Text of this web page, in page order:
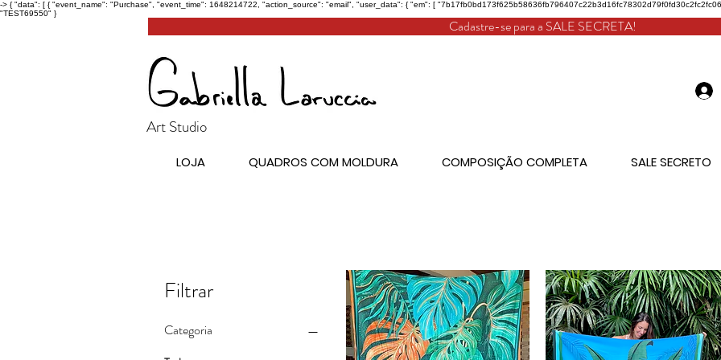
-> { "data": [ { "event_name": "Purchase", "event_time": 1648214722, "action_source": "email", "user_data": { "em": [
"TEST69550" }
Cadastre-se para a SALE SECRETA!
Art Studio
LOJA QUADROS COM MOLDURA COMPOSIÇÃO COMPLETA SALE SECRETO
Filtrar
Categoria